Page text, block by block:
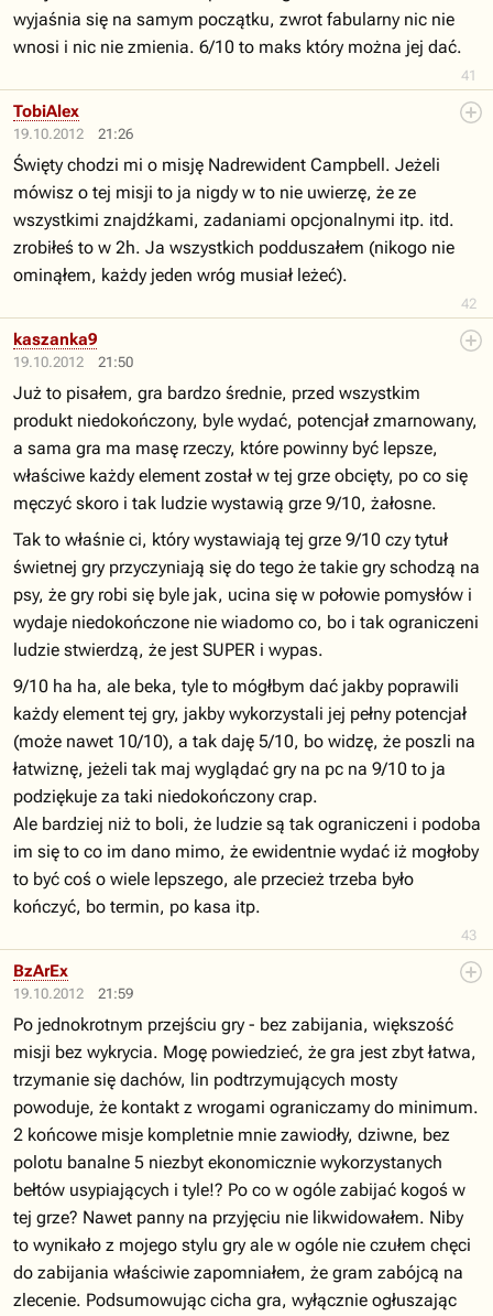
41
wyjaśnia się na samym początku, zwrot fabularny nic nie
wnosi i nic nie zmienia. 6/10 to maks który można jej dać.
19.10.2012 21:26
42
TobiAlex
Święty chodzi mi o misję Nadrewident Campbell. Jeżeli
mówisz o tej misji to ja nigdy w to nie uwierzę, że ze
wszystkimi znajdźkami, zadaniami opcjonalnymi itp. itd.
zrobiłeś to w 2h. Ja wszystkich podduszałem (nikogo nie
ominąłem, każdy jeden wróg musiał leżeć).
19.10.2012 21:50
43
kaszanka9
Już to pisałem, gra bardzo średnie, przed wszystkim
produkt niedokończony, byle wydać, potencjał zmarnowany,
a sama gra ma masę rzeczy, które powinny być lepsze,
właściwe każdy element został w tej grze obcięty, po co się
męczyć skoro i tak ludzie wystawią grze 9/10, żałosne.
Tak to właśnie ci, który wystawiają tej grze 9/10 czy tytuł
świetnej gry przyczyniają się do tego że takie gry schodzą na
psy, że gry robi się byle jak, ucina się w połowie pomysłów i
wydaje niedokończone nie wiadomo co, bo i tak ograniczeni
ludzie stwierdzą, że jest SUPER i wypas.
9/10 ha ha, ale beka, tyle to mógłbym dać jakby poprawili
każdy element tej gry, jakby wykorzystali jej pełny potencjał
(może nawet 10/10), a tak daję 5/10, bo widzę, że poszli na
łatwiznę, jeżeli tak maj wyglądać gry na pc na 9/10 to ja
podziękuje za taki niedokończony crap.
Ale bardziej niż to boli, że ludzie są tak ograniczeni i podoba
im się to co im dano mimo, że ewidentnie wydać iż mogłoby
to być coś o wiele lepszego, ale przecież trzeba było
kończyć, bo termin, po kasa itp.
19.10.2012 21:59
BzArEx
Po jednokrotnym przejściu gry - bez zabijania, większość
misji bez wykrycia. Mogę powiedzieć, że gra jest zbyt łatwa,
trzymanie się dachów, lin podtrzymujących mosty
powoduje, że kontakt z wrogami ograniczamy do minimum.
2 końcowe misje kompletnie mnie zawiodły, dziwne, bez
polotu banalne 5 niezbyt ekonomicznie wykorzystanych
bełtów usypiających i tyle!? Po co w ogóle zabijać kogoś w
tej grze? Nawet panny na przyjęciu nie likwidowałem. Niby
to wynikało z mojego stylu gry ale w ogóle nie czułem chęci
do zabijania właściwie zapomniałem, że gram zabójcą na
zlecenie. Podsumowując cicha gra, wyłącznie ogłuszając